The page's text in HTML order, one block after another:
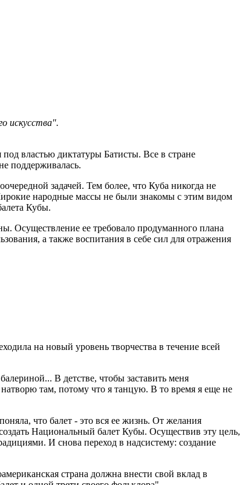
искусства".
властью диктатуры Батисты. Все в стране
поддерживалась.
задачей. Тем более, что Куба никогда не
народные массы не были знакомы с этим видом
Кубы.
Осуществление ее требовало продуманного плана
а также воспитания в себе сил для отражения
на новый уровень творчества в течение всей
В детстве, чтобы заставить меня
натворю там, потому что я танцую. В то время я еще не
что балет - это вся ее жизнь. От желания
Национальный балет Кубы. Осуществив эту цель,
И снова переход в надсистему: создание
страна должна внести свой вклад в